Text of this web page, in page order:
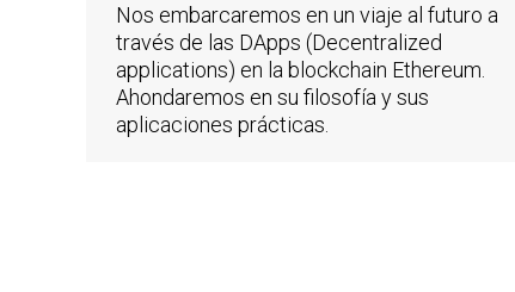
Nos embarcaremos en un viaje al futuro a
través de las DApps (Decentralized
applications) en la blockchain Ethereum.
Ahondaremos en su filosofía y sus
aplicaciones prácticas.